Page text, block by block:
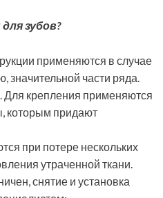
зубов?
применяются в случае
значительной части ряда.
Для крепления применяются
которым придают
при потере нескольких
утраченной ткани.
снятие и установка